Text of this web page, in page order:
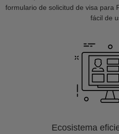
formulario de solicitud de visa para
fácil de
Ecosistema